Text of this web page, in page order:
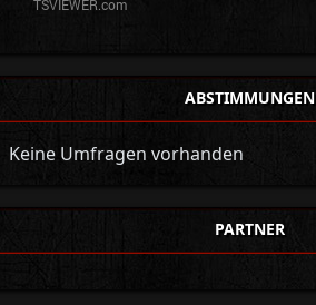
ABSTIMMUNGEN
Keine Umfragen vorhanden
PARTNER